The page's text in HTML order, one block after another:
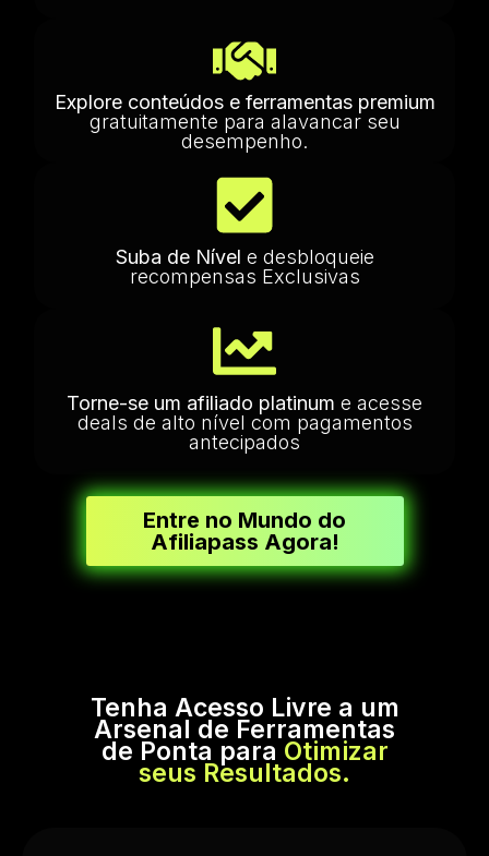
Explore conteúdos e ferramentas premium
gratuitamente para alavancar seu
desempenho.
Suba de Nível e desbloqueie
recompensas Exclusivas
Torne-se um afiliado platinum e acesse
deals de alto nível com pagamentos
antecipados
Entre no Mundo do
Afiliapass Agora!
Tenha Acesso Livre a um
Arsenal de Ferramentas
de Ponta para Otimizar
seus Resultados.